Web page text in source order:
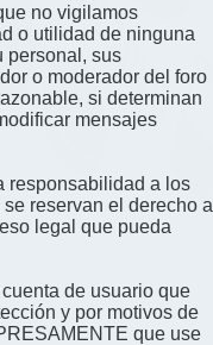
no vigilamos
o utilidad de ninguna
personal, sus
o moderador del foro
si determinan
mensajes
responsabilidad a los
reservan el derecho a
legal que pueda
de usuario que
y por motivos de
que use